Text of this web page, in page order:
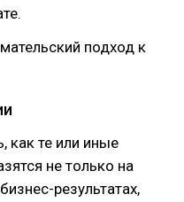
подход к
как те или иные
не только на
результатах,